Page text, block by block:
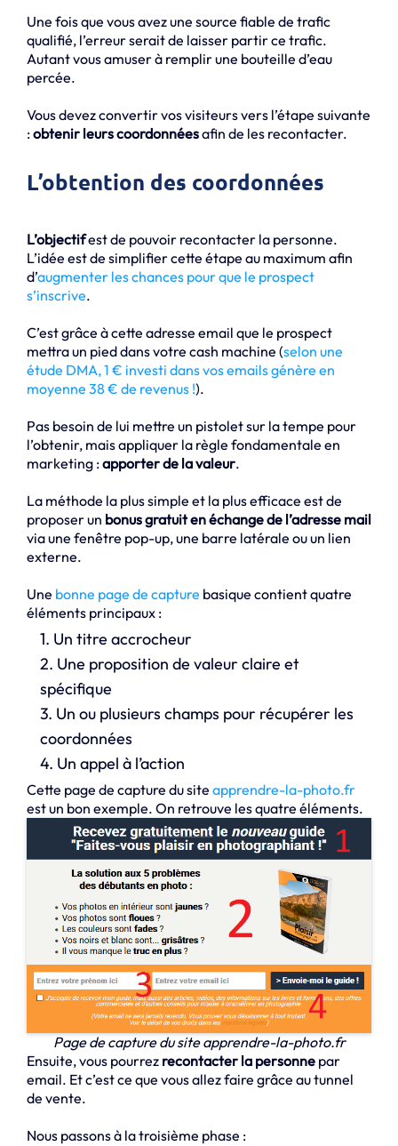
Une fois que vous avez une source fiable de trafic
qualifié, l’erreur serait de laisser partir ce trafic.
Autant vous amuser à remplir une bouteille d’eau
percée.
Vous devez convertir vos visiteurs vers l’étape suivante
:obtenir leurs coordonnéesafin de les recontacter.
L’obtention des coordonnées
L’objectifest de pouvoir recontacter la personne.
L’idée est de simplifier cette étape au maximum afin
d’augmenter les chances pour que le prospect
s’inscrive.
C’est grâce à cette adresse email que le prospect
mettra un pied dans votre cash machine (selon une
étude DMA, 1 € investi dans vos emails génère en
moyenne 38 € de revenus !).
Pas besoin de lui mettre un pistolet sur la tempe pour
l’obtenir, mais appliquer la règle fondamentale en
marketing :apporter de la valeur.
La méthode la plus simple et la plus efficace est de
proposer un bonus gratuit en échange de l’adresse mail
via une fenêtre pop-up, une barre latérale ou un lien
externe.
Une bonne page de capture basique contient quatre
éléments principaux :
1. Un titre accrocheur
2. Une proposition de valeur claire et
spécifique
3. Un ou plusieurs champs pour récupérer les
coordonnées
4. Un appel à l’action
Cette page de capture du site apprendre-la-photo.fr
est un bon exemple. On retrouve les quatre éléments.
Page de capture du site apprendre-la-photo.fr
Ensuite, vous pourrez recontacter la personne par
email. Et c’est ce que vous allez faire grâce au tunnel
de vente.
Nous passons à la troisième phase :